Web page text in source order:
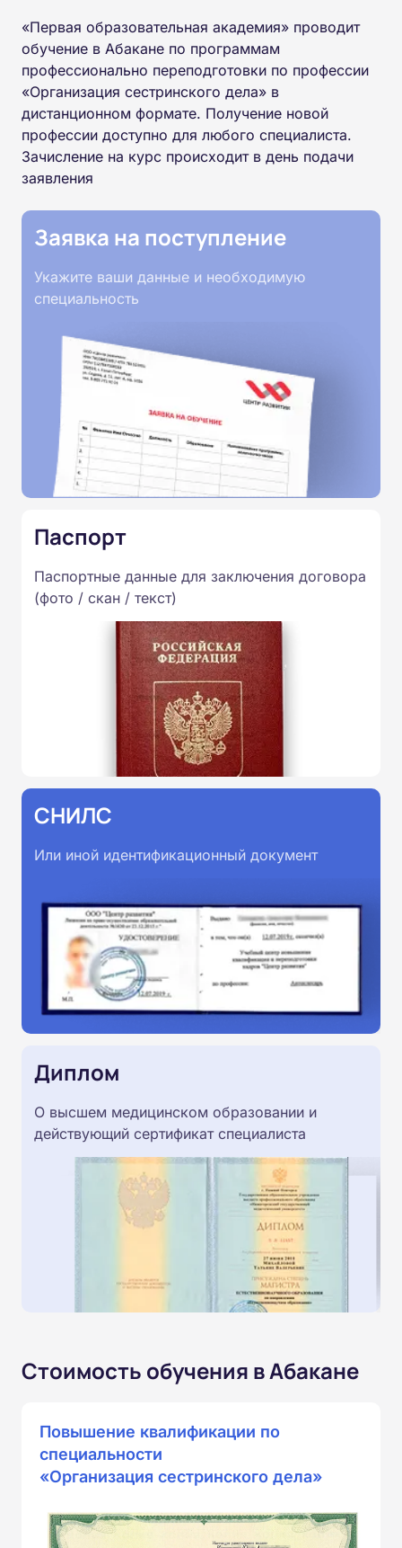
«Первая образовательная академия» проводит
обучение в Абакане по программам
профессионально переподготовки по профессии
«Организация сестринского дела» в
дистанционном формате. Получение новой
профессии доступно для любого специалиста.
Зачисление на курс происходит в день подачи
заявления
Заявка на поступление
Укажите ваши данные и необходимую
специальность
Паспорт
Паспортные данные для заключения договора
(фото / скан / текст)
СНИЛС
Или иной идентификационный документ
Диплом
О высшем медицинском образовании и
действующий сертификат специалиста
Стоимость обучения в Абакане
Повышение квалификации по
специальности
«Организация сестринского дела»